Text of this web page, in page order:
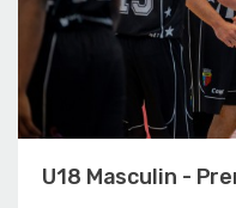
U18 Masculin -